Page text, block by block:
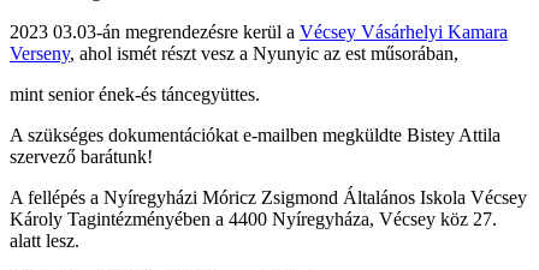
2023 03.03-án megrendezésre kerül a Vécsey Vásárhelyi Kamara
Verseny, ahol ismét részt vesz a Nyunyic az est műsorában,
mint senior ének-és táncegyüttes.
A szükséges dokumentációkat e-mailben megküldte Bistey Attila
szervező barátunk!
A fellépés a Nyíregyházi Móricz Zsigmond Általános Iskola Vécsey
Károly Tagintézményében a 4400 Nyíregyháza, Vécsey köz 27.
alatt lesz.